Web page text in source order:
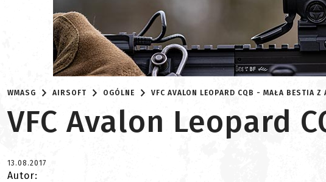
WMASG AIRSOFT OGÓLNE VFC AVALON LEOPARD CQB - MAŁA BESTIA Z
VFC Avalon Leopard
13.08.2017
Autor: